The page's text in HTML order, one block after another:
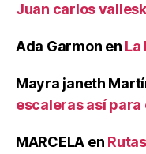
Juan carlos
Ada Garmon en La
Mayra janeth
escaleras así para
MARCELA en